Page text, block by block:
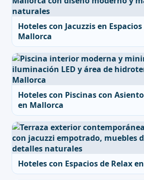
Hoteles con Jacuzzis en
Mallorca
Hoteles con Piscinas con
en Mallorca
Hoteles con Espacios de Relax